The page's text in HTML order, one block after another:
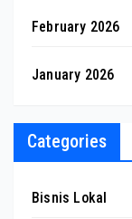
February 2026
January 2026
Categories
Bisnis Lokal